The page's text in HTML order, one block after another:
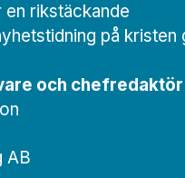
en rikstäckande
på kristen
och
AB